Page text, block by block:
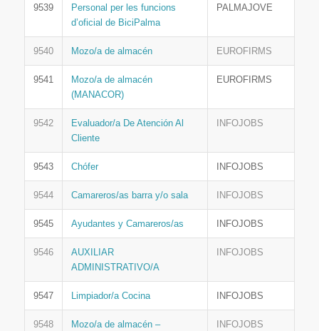
9539
Personal per les funcions
d’oficial de BiciPalma
PALMAJOVE
9540 Mozo/a de almacén EUROFIRMS
9541
Mozo/a de almacén
(MANACOR)
EUROFIRMS
9542
Evaluador/a De Atención Al
Cliente
INFOJOBS
9543 Chófer INFOJOBS
9544 Camareros/as barra y/o sala INFOJOBS
9545 Ayudantes y Camareros/as INFOJOBS
9546
AUXILIAR
ADMINISTRATIVO/A
INFOJOBS
9547 Limpiador/a Cocina INFOJOBS
9548
Mozo/a de almacén –
INFOJOBS